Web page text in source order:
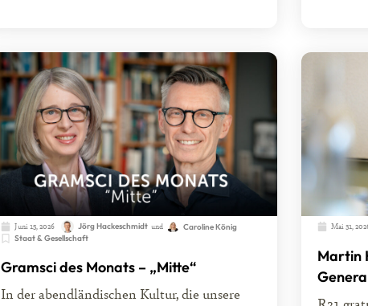
Juni 15, 2026 Jörg Hackeschmidt und
Caroline König
Staat & Gesellschaft
Gramsci des Monats – „Mitte“
In der abendländischen Kultur, die unsere
Mai 31,
Martin